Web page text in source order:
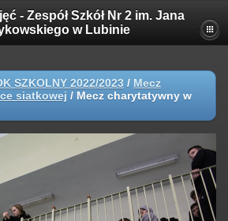
- Zespół Szkół Nr 2 im. Jana
w Lubinie
SZKOLNY 2022/2023 / Mecz
siatkowej / Mecz charytatywny w